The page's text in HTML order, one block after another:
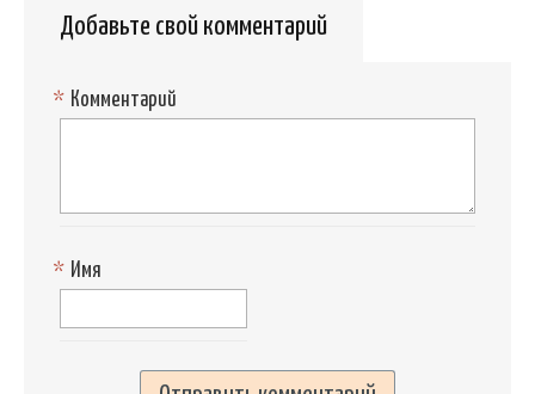
Добавьте свой комментарий
Комментарий
*
Имя
*